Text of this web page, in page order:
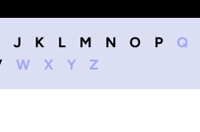
J K L M N O P
Q
W X Y Z